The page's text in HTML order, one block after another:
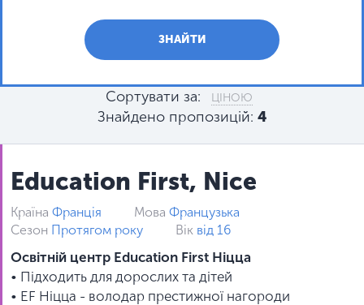
ЗНАЙТИ
Сортувати за: ЦІНОЮ
Знайдено пропозицій: 4
Education First, Nice
Країна Франція Мова Французька
Сезон Протягом року Вік від 16
Освітній центр Education First Ніцца
• Підходить для дорослих та дітей
• EF Ніцца - володар престижної нагороди